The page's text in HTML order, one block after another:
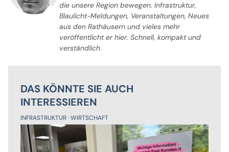
die unsere Region bewegen. Infrastruktur,
Blaulicht-Meldungen, Veranstaltungen, Neues
aus den Rathäusern und vieles mehr
veröffentlicht er hier. Schnell, kompakt und
verständlich.
DAS KÖNNTE SIE AUCH
INTERESSIEREN
INFRASTRUKTUR WIRTSCHAFT